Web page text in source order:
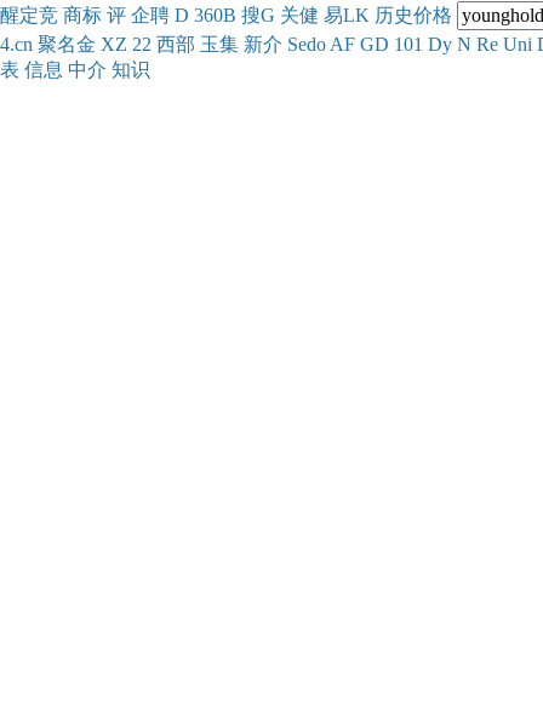
醒定竞 商标 评 企聘 D 360B 搜G 关健 易LK 历史价格
4.cn 聚名金 XZ 22 西部 玉集 新介 Sedo AF GD 101 Dy N Re Uni
表 信息 中介 知识